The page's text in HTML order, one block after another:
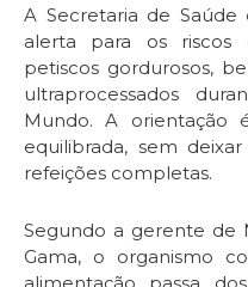
A Secretaria de Saúde
alerta para os riscos
petiscos gordurosos,
ultraprocessados
Mundo. A orientação
equilibrada, sem
refeições completas.
Segundo a gerente de
Gama, o organismo